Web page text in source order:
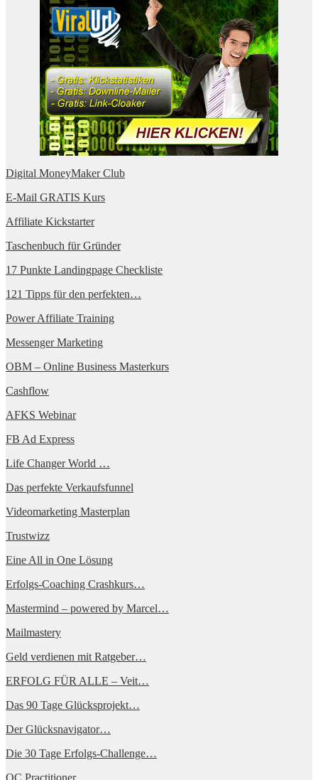
Digital MoneyMaker Club
E-Mail GRATIS Kurs
Affiliate Kickstarter
Taschenbuch für Gründer
17 Punkte Landingpage Checkliste
121 Tipps für den perfekten…
Power Affiliate Training
Messenger Marketing
OBM – Online Business Masterkurs
Cashflow
AFKS Webinar
FB Ad Express
Life Changer World …
Das perfekte Verkaufsfunnel
Videomarketing Masterplan
Trustwizz
Eine All in One Lösung
Erfolgs-Coaching Crashkurs…
Mastermind – powered by Marcel…
Mailmastery
Geld verdienen mit Ratgeber…
ERFOLG FÜR ALLE – Veit…
Das 90 Tage Glücksprojekt…
Der Glücksnavigator…
Die 30 Tage Erfolgs-Challenge…